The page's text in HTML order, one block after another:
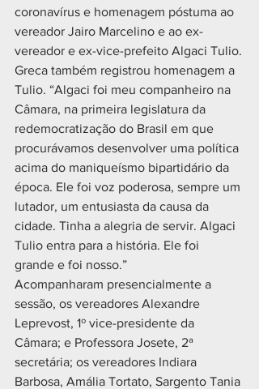
coronavírus e homenagem póstuma ao
vereador Jairo Marcelino e ao ex-
vereador e ex-vice-prefeito Algaci Tulio.
Greca também registrou homenagem a
Tulio. “Algaci foi meu companheiro na
Câmara, na primeira legislatura da
redemocratização do Brasil em que
procurávamos desenvolver uma política
acima do maniqueísmo bipartidário da
época. Ele foi voz poderosa, sempre um
lutador, um entusiasta da causa da
cidade. Tinha a alegria de servir. Algaci
Tulio entra para a história. Ele foi
grande e foi nosso.”
Acompanharam presencialmente a
sessão, os vereadores Alexandre
Leprevost, 1º vice-presidente da
Câmara; e Professora Josete, 2ª
secretária; os vereadores Indiara
Barbosa, Amália Tortato, Sargento Tania